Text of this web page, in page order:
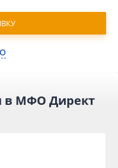
Отличным
Пэй онлайн в
отправления заявки
присылает
денежный
в МФО Директ